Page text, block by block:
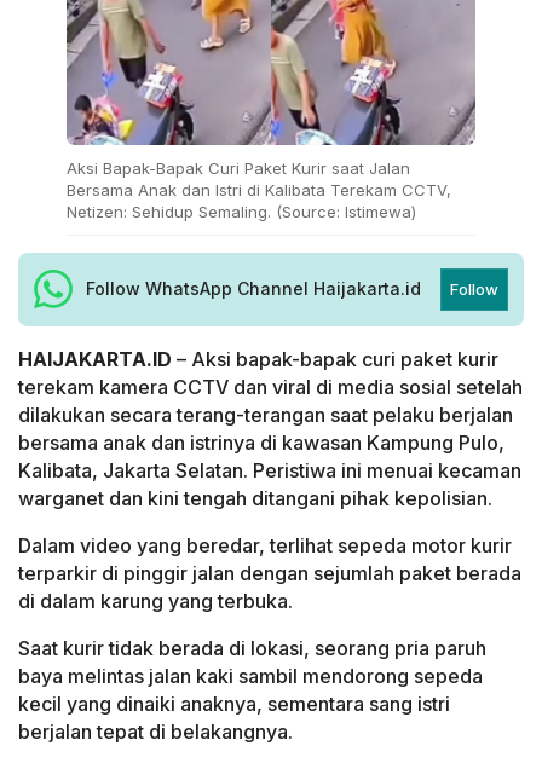
Aksi Bapak-Bapak Curi Paket Kurir saat Jalan
Bersama Anak dan Istri di Kalibata Terekam CCTV,
Netizen: Sehidup Semaling. (Source: Istimewa)
Follow WhatsApp Channel Haijakarta.id Follow
HAIJAKARTA.ID – Aksi bapak-bapak curi paket kurir
terekam kamera CCTV dan viral di media sosial setelah
dilakukan secara terang-terangan saat pelaku berjalan
bersama anak dan istrinya di kawasan Kampung Pulo,
Kalibata, Jakarta Selatan. Peristiwa ini menuai kecaman
warganet dan kini tengah ditangani pihak kepolisian.
Dalam video yang beredar, terlihat sepeda motor kurir
terparkir di pinggir jalan dengan sejumlah paket berada
di dalam karung yang terbuka.
Saat kurir tidak berada di lokasi, seorang pria paruh
baya melintas jalan kaki sambil mendorong sepeda
kecil yang dinaiki anaknya, sementara sang istri
berjalan tepat di belakangnya.